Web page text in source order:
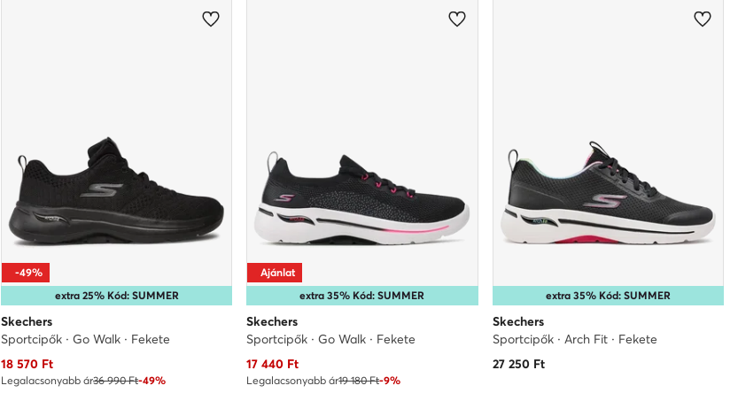
extra 25% Kód: SUMMER
-49%
Skechers
Sportcipők · Go Walk · Fekete
Aktuális ár
18 570Ft
Legalacsonyabb ár36 990 Ft-49%
extra 35% Kód: SUMMER
Ajánlat
Skechers
Sportcipők · Go Walk · Fekete
Aktuális ár
17 440 Ft
Legalacsonyabb ár19 180 Ft-9%
extra 35% Kód: SUMMER
Skechers
Sportcipők · Arch Fit · Fekete
27 250Ft